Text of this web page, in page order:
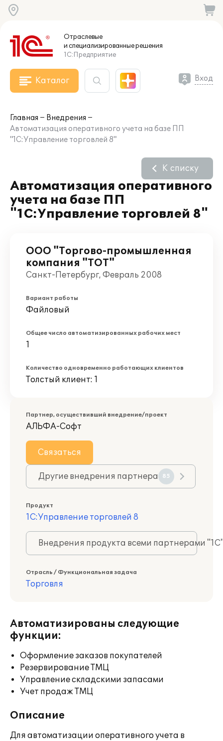
Отраслевые
и специализированныерешения
1С:Предприятие
Каталог Вход
Главная
Внедрения
Автоматизация оперативного учета на базе ПП
"1С:Управление торговлей 8"
Автоматизация оперативного
учета на базе ПП
"1С:Управление торговлей 8"
К списку
ООО "Торгово-промышленная
компания "ТОТ"
Санкт-Петербург, Февраль 2008
Вариант работы
Файловый
Общее число автоматизированных рабочих мест
1
Количество одновременно работающих клиентов
Толстый клиент: 1
Партнер, осуществивший внедрение/проект
АЛЬФА-Софт
Связаться
Другие внедрения партнера 85
Продукт
1С:Управление торговлей 8
Внедрения продукта всеми партнерами
Отрасль / Функциональная задача
Торговля
Автоматизированы следующие
функции:
Оформление заказов покупателей
Резервирование ТМЦ
Управление складскими запасами
Учет продаж ТМЦ
Описание
Для автоматизации оперативного учета в